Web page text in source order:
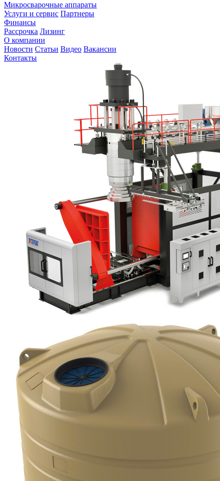
Микросварочные аппараты
Услуги и сервис Партнеры
Финансы
Рассрочка Лизинг
О компании
Новости Статьи Видео Вакансии
Контакты